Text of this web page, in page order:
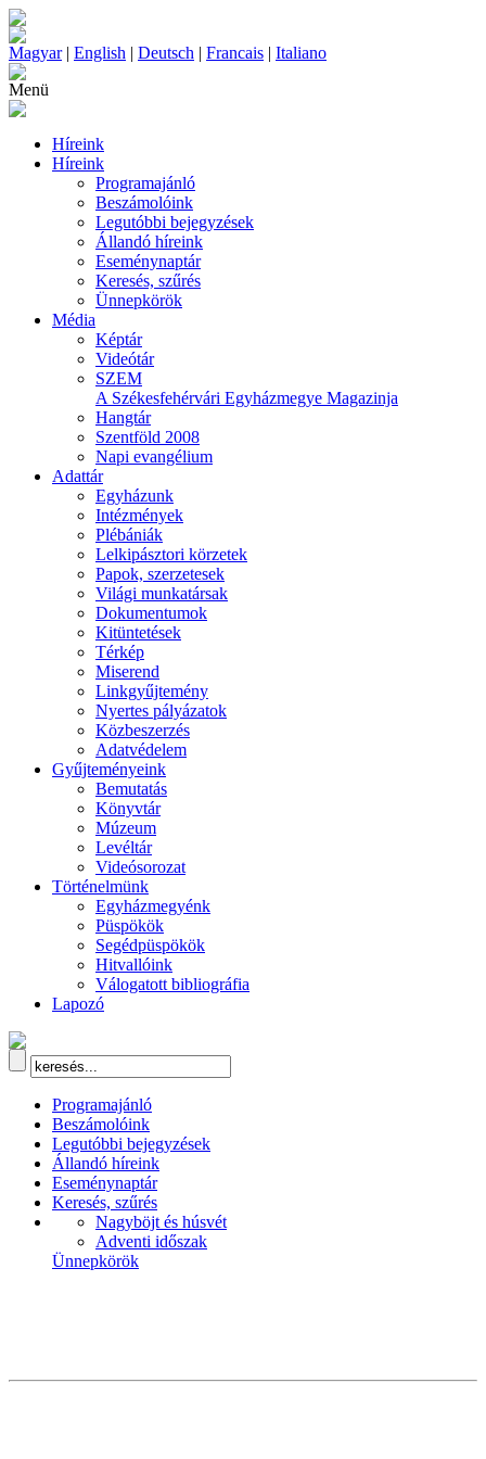
Magyar| English | Deutsch | Francais | Italiano
Menü
Híreink
Híreink
Programajánló
Beszámolóink
Legutóbbi bejegyzések
Állandó híreink
Eseménynaptár
Keresés, szűrés
Ünnepkörök
Média
Képtár
Videótár
SZEM
A Székesfehérvári Egyházmegye Magazinja
Hangtár
Szentföld 2008
Napi evangélium
Adattár
Egyházunk
Intézmények
Plébániák
Lelkipásztori körzetek
Papok, szerzetesek
Világi munkatársak
Dokumentumok
Kitüntetések
Térkép
Miserend
Linkgyűjtemény
Nyertes pályázatok
Közbeszerzés
Adatvédelem
Gyűjteményeink
Bemutatás
Könyvtár
Múzeum
Levéltár
Videósorozat
Történelmünk
Egyházmegyénk
Püspökök
Segédpüspökök
Hitvallóink
Válogatott bibliográfia
Lapozó
Programajánló
Beszámolóink
Legutóbbi bejegyzések
Állandó híreink
Eseménynaptár
Keresés, szűrés
Nagyböjt és húsvét
Adventi időszak
Ünnepkörök